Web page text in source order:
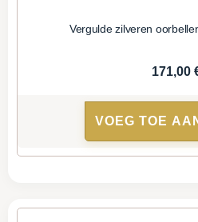
Vergulde zilveren
171,00
VOEG TOE